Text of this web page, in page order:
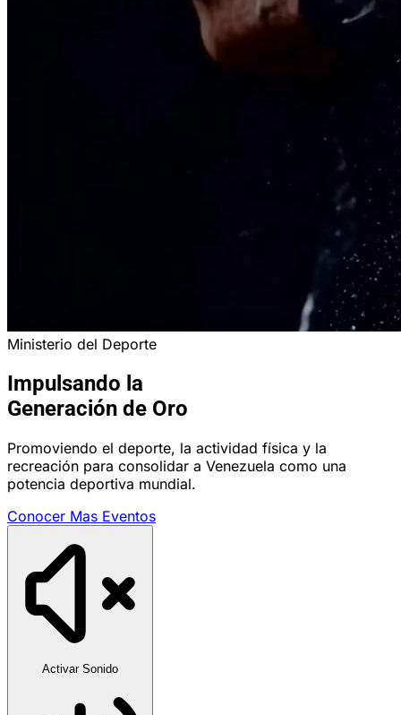
Ministerio del Deporte
Impulsando la
Generación de Oro
Promoviendo el deporte, la actividad física y la
recreación para consolidar a Venezuela como una
potencia deportiva mundial.
Conocer Mas Eventos
Activar Sonido